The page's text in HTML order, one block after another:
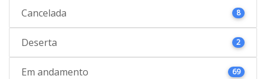
Cancelada 8
Deserta 2
Em andamento 69